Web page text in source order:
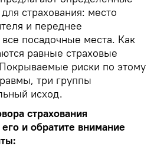
страхования: место
и переднее
посадочные места. Как
равные страховые
риски по этому
три группы
исход.
страхования
и обратите внимание